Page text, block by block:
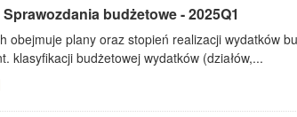
budżetowe - 2025Q1
obejmuje plany oraz stopień realizacji wydatków
klasyfikacji budżetowej wydatków (działów,...